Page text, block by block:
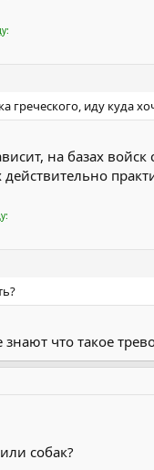
греческого, иду куда
на базах
знают что такое
собак?